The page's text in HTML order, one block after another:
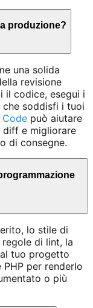
produzione?
una solida
revisione
il codice, esegui i
soddisfi i tuoi
Code può aiutare
diff e migliorare
di consegne.
lo stile di
di lint, la
tuo progetto
per renderlo
o più